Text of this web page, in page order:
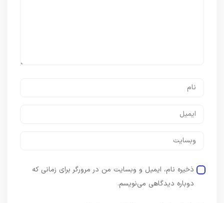
ذخیره نام، ایمیل و وبسایت من در مرورگر برای زمانی که
دوباره دیدگاهی می‌نویسم.